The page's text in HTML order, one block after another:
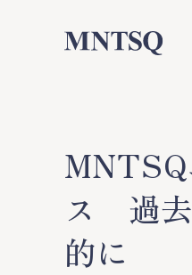
ス 過去
的に